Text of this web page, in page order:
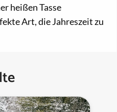
heißen Tasse
Art, die Jahreszeit zu